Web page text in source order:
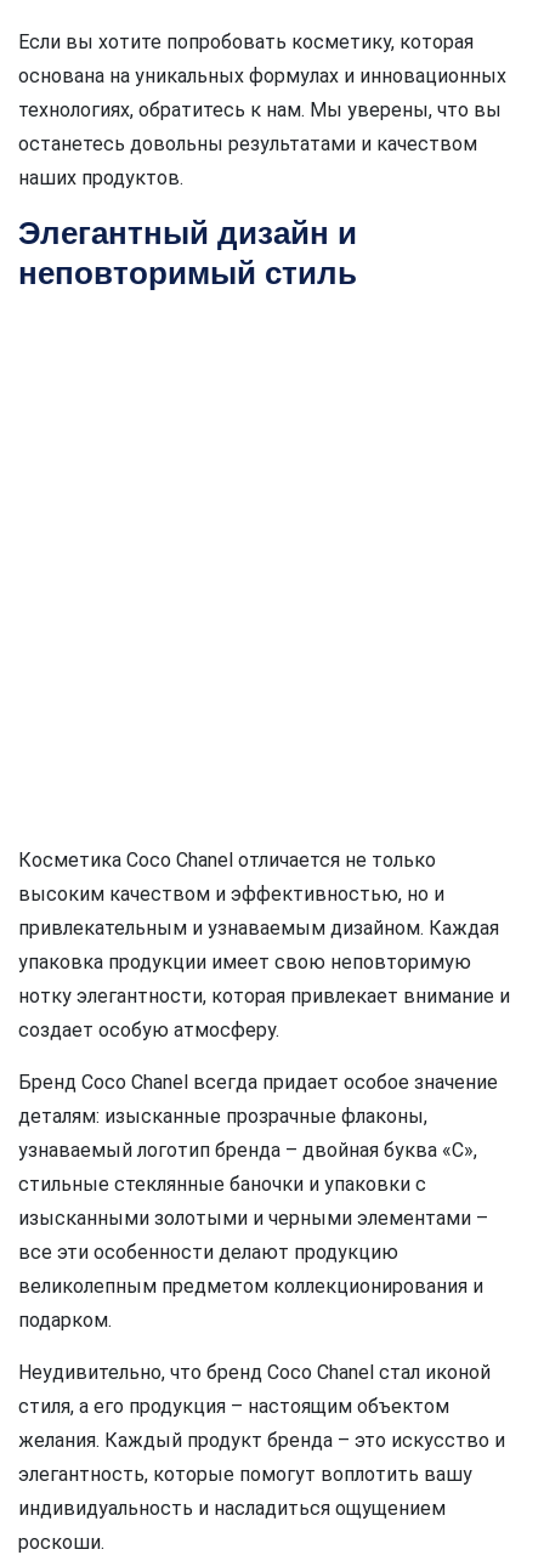
Если вы хотите попробовать косметику, которая
основана на уникальных формулах и инновационных
технологиях, обратитесь к нам. Мы уверены, что вы
останетесь довольны результатами и качеством
наших продуктов.
Элегантный дизайн и
неповторимый стиль
Косметика Coco Chanel отличается не только
высоким качеством и эффективностью, но и
привлекательным и узнаваемым дизайном. Каждая
упаковка продукции имеет свою неповторимую
нотку элегантности, которая привлекает внимание и
создает особую атмосферу.
Бренд Coco Chanel всегда придает особое значение
деталям: изысканные прозрачные флаконы,
узнаваемый логотип бренда – двойная буква «С»,
стильные стеклянные баночки и упаковки с
изысканными золотыми и черными элементами –
все эти особенности делают продукцию
великолепным предметом коллекционирования и
подарком.
Неудивительно, что бренд Coco Chanel стал иконой
стиля, а его продукция – настоящим объектом
желания. Каждый продукт бренда – это искусство и
элегантность, которые помогут воплотить вашу
индивидуальность и насладиться ощущением
роскоши.